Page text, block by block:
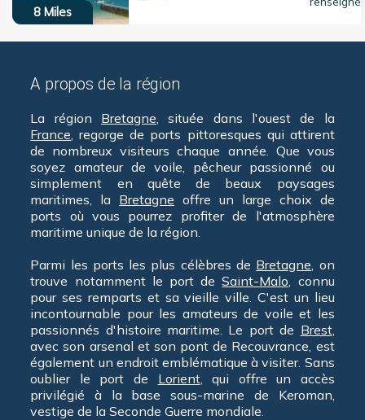
8 Miles
A propos de la région
La région Bretagne, située dans l'ouest de la
France, regorge de ports pittoresques qui attirent
de nombreux visiteurs chaque année. Que vous
soyez amateur de voile, pêcheur passionné ou
simplement en quête de beaux paysages
maritimes, la Bretagne offre un large choix de
ports où vous pourrez profiter de l'atmosphère
maritime unique de la région.
Parmi les ports les plus célèbres de Bretagne, on
trouve notamment le port deSaint-Malo, connu
pour ses remparts et sa vieille ville. C'est un lieu
incontournable pour les amateurs de voile et les
passionnés d'histoire maritime. Le port de Brest,
avec son arsenal et son pont de Recouvrance, est
également un endroit emblématique à visiter. Sans
oublier le port de Lorient, qui offre un accès
privilégié à la base sous-marine de Keroman,
vestige de la Seconde Guerre mondiale.